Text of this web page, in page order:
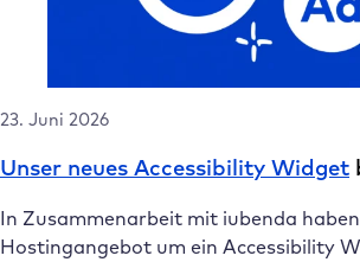
23. Juni 2026
Unser neues Accessibility Widget
In Zusammenarbeit mit iubenda
Hostingangebot um ein Accessibility